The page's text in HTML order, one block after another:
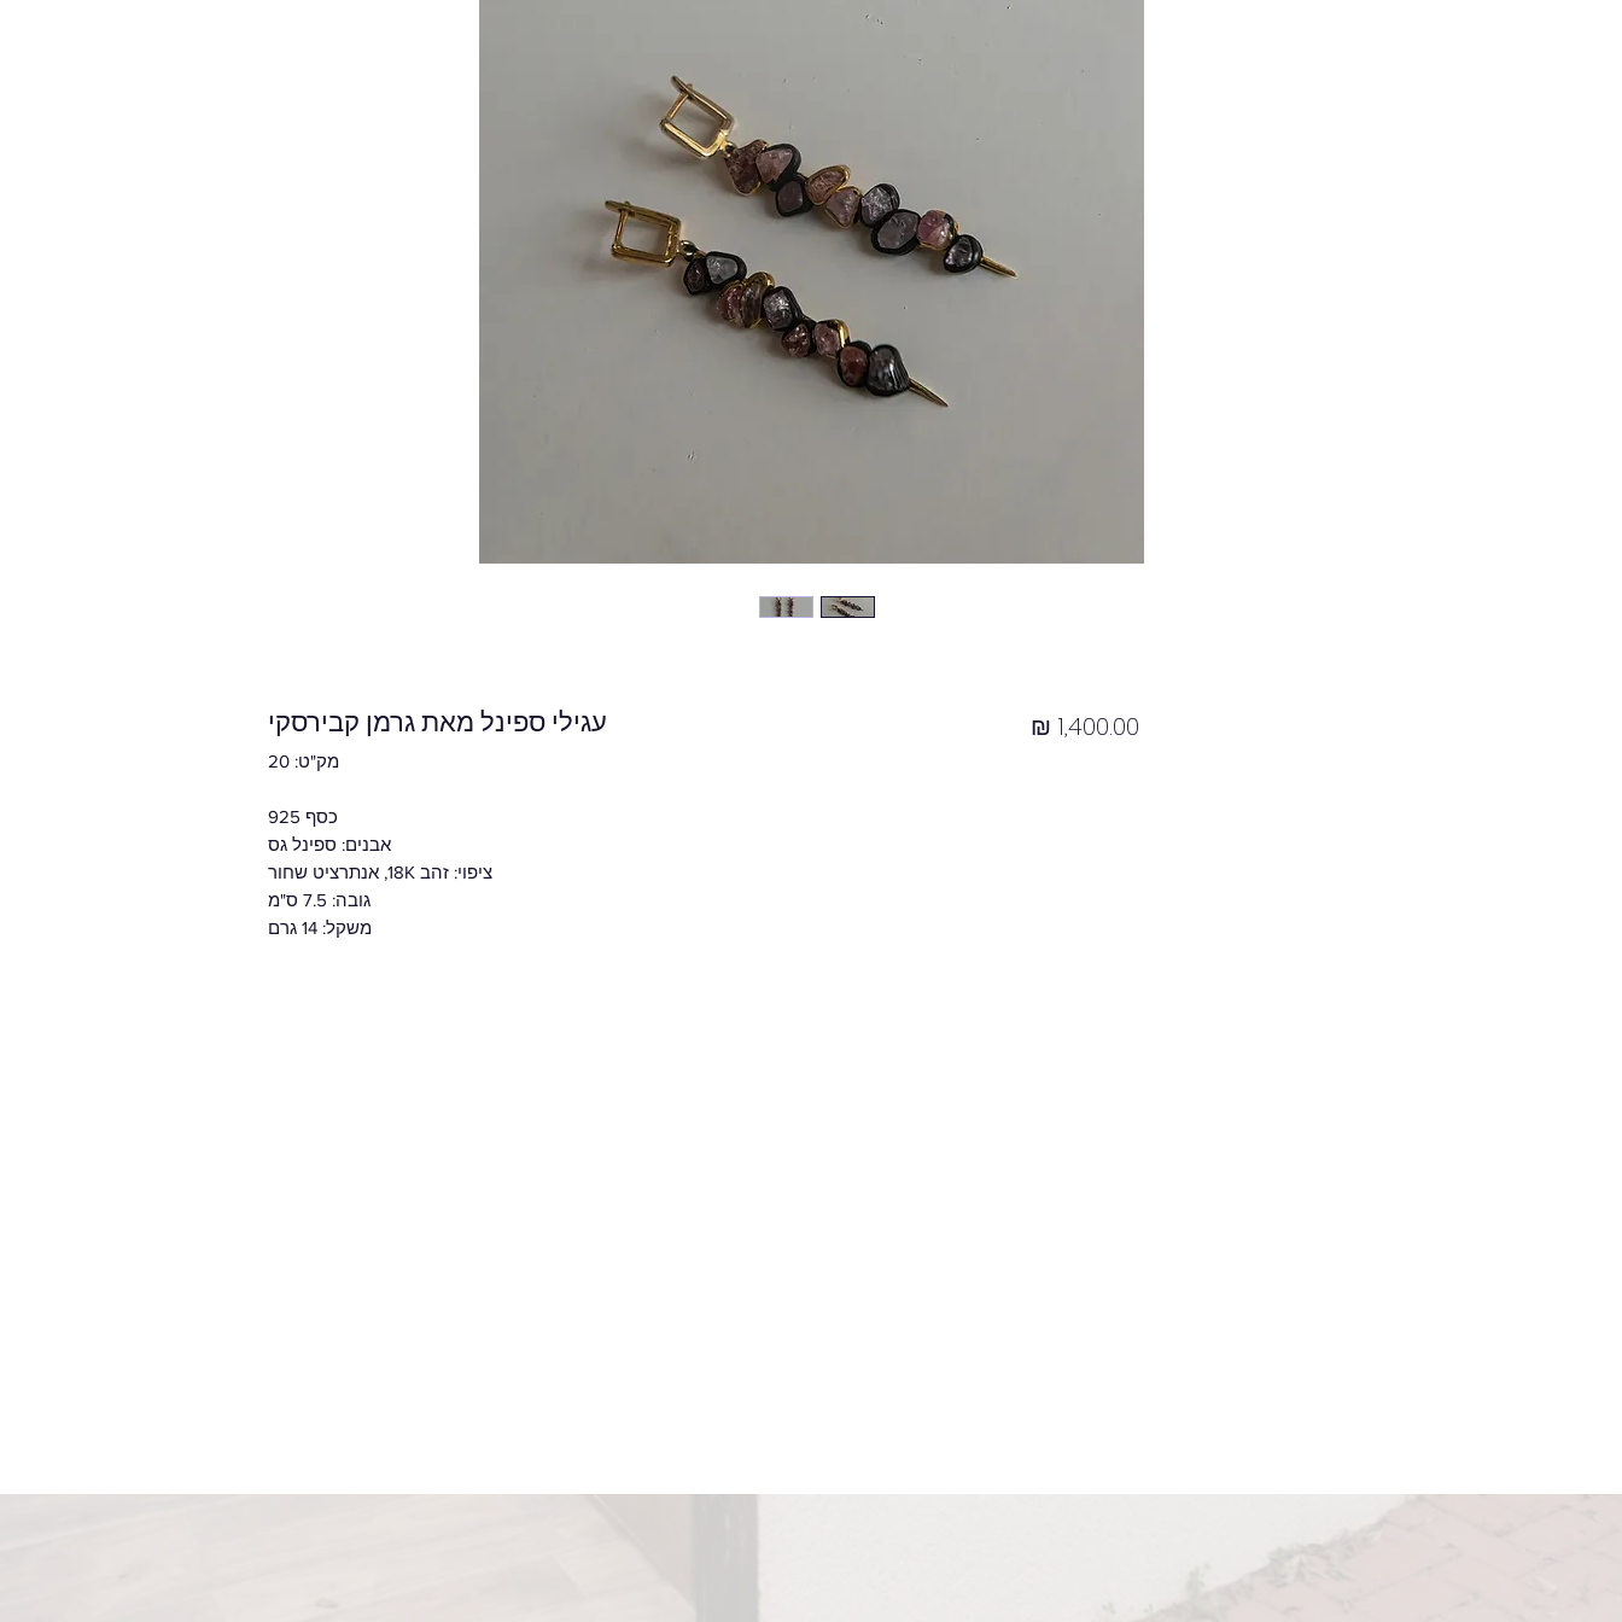
עגילי ספינל מאת גרמן קבירסקי
מק"ט: 20
כסף 925
אבנים: ספינל גס
ציפוי: זהב 18K, אנתרציט שחור
גובה: 7.5 ס"מ
משקל: 14 גרם